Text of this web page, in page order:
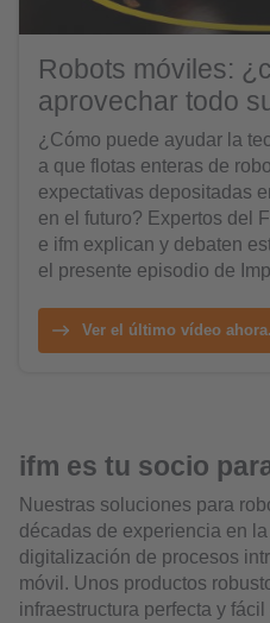
Robots móviles:
aprovechar todo
¿Cómo puede ayudar la
a que flotas enteras de
expectativas depositadas
en el futuro? Expertos del
e ifm explican y debaten
el presente episodio de
Ver el último vídeo ahora.
ifm es tu socio
Nuestras soluciones para
décadas de experiencia en
digitalización de procesos
móvil. Unos productos
infraestructura perfecta y